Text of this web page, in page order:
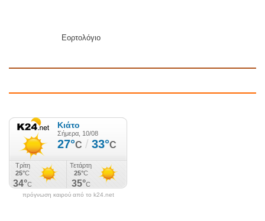
Εορτολόγιο
πρόγνωση καιρού από το k24.net